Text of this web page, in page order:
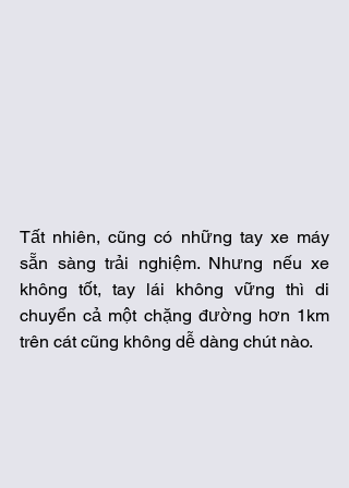
Tất nhiên, cũng có những tay xe máy
sẵn sàng trải nghiệm. Nhưng nếu xe
không tốt, tay lái không vững thì di
chuyển cả một chặng đường hơn 1km
trên cát cũng không dễ dàng chút nào.